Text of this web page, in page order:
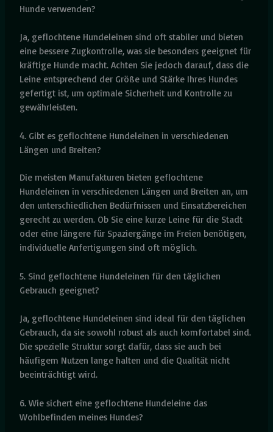
Hunde verwenden?
Ja, geflochtene Hundeleinen sind oft stabiler und bieten
eine bessere Zugkontrolle, was sie besonders geeignet für
kräftige Hunde macht. Achten Sie jedoch darauf, dass die
Leine entsprechend der Größe und Stärke Ihres Hundes
gefertigt ist, um optimale Sicherheit und Kontrolle zu
gewährleisten.
4. Gibt es geflochtene Hundeleinen in verschiedenen
Längen und Breiten?
Die meisten Manufakturen bieten geflochtene
Hundeleinen in verschiedenen Längen und Breiten an, um
den unterschiedlichen Bedürfnissen und Einsatzbereichen
gerecht zu werden. Ob Sie eine kurze Leine für die Stadt
oder eine längere für Spaziergänge im Freien benötigen,
individuelle Anfertigungen sind oft möglich.
5. Sind geflochtene Hundeleinen für den täglichen
Gebrauch geeignet?
Ja, geflochtene Hundeleinen sind ideal für den täglichen
Gebrauch, da sie sowohl robust als auch komfortabel sind.
Die spezielle Struktur sorgt dafür, dass sie auch bei
häufigem Nutzen lange halten und die Qualität nicht
beeinträchtigt wird.
6. Wie sichert eine geflochtene Hundeleine das
Wohlbefinden meines Hundes?